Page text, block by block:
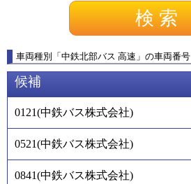
車両種別 「 中鉄北部バス 高速 」 の車両番号
候補
0121(中鉄バス株式会社)
0521(中鉄バス株式会社)
0841(中鉄バス株式会社)